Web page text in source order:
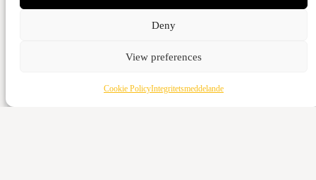
Deny
View preferences
Cookie PolicyIntegritetsmeddelande
Bankgiro